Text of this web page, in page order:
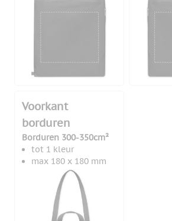
Voorkant
borduren
Borduren 300-350cm²
tot 1 kleur
max 180 x 180 mm